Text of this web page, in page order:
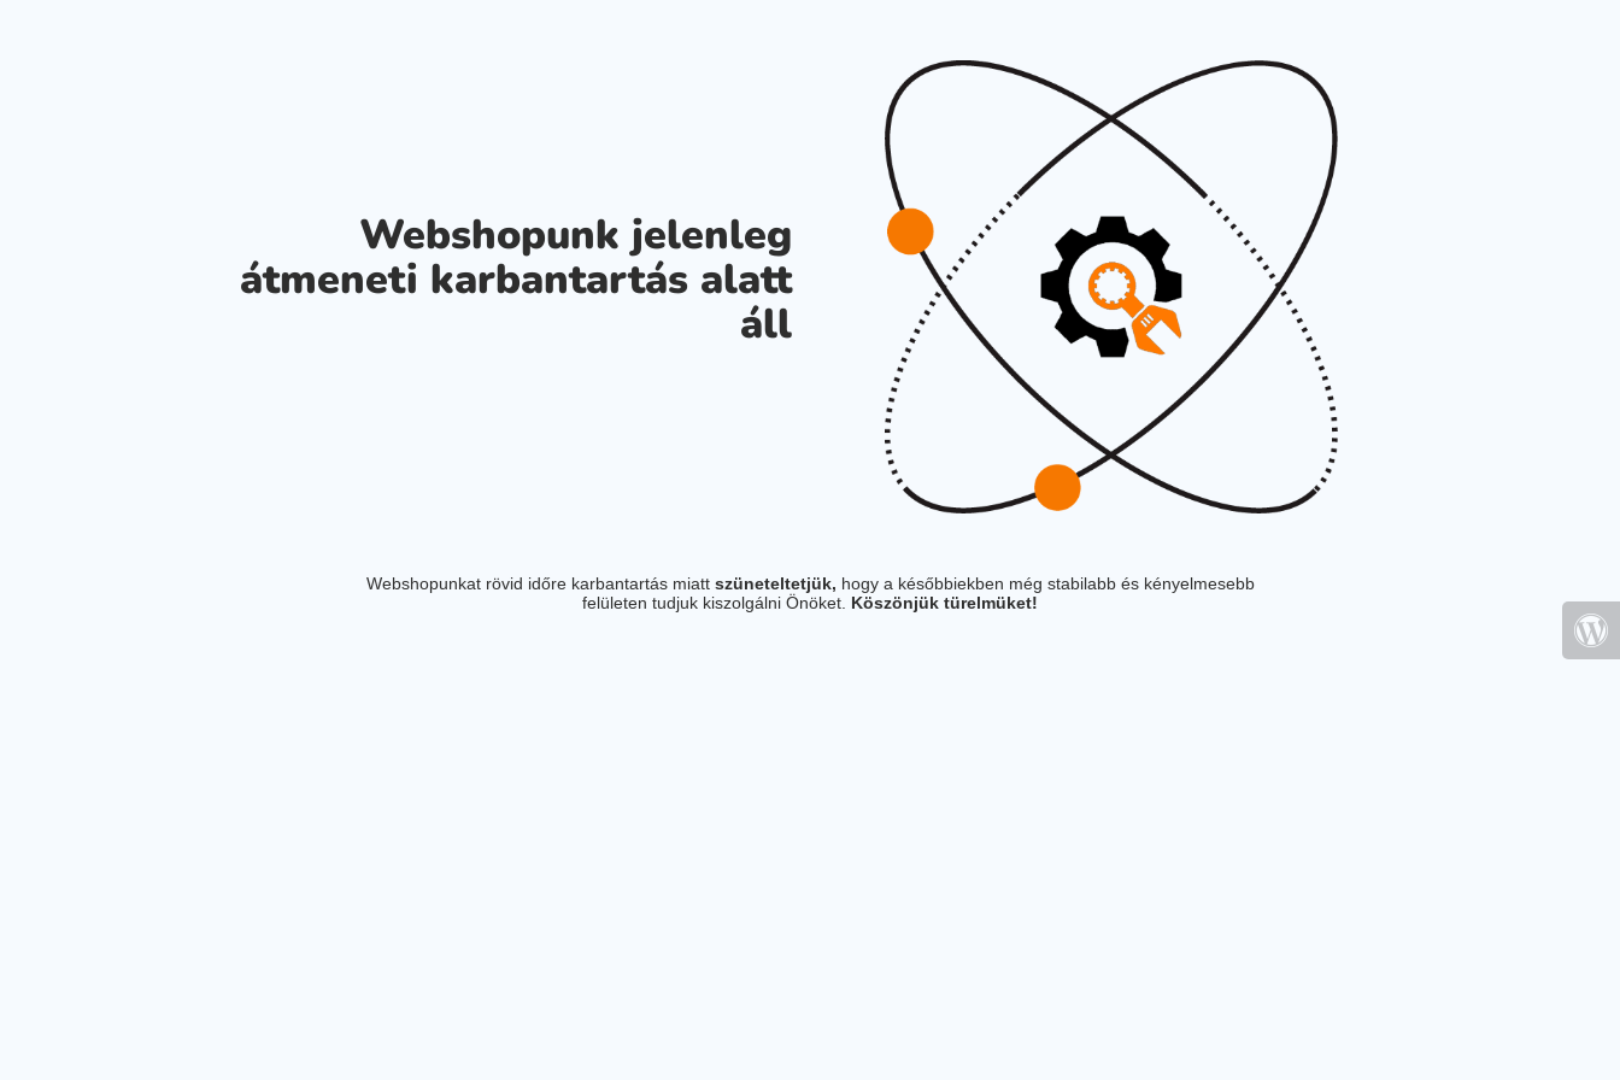
Webshopunk jelenleg
átmeneti karbantartás alatt
áll
Webshopunkat rövid időre karbantartás miatt szüneteltetjük, hogy a későbbiekben még stabilabb és kényelmesebb
felületen tudjuk kiszolgálni Önöket. Köszönjük türelmüket!